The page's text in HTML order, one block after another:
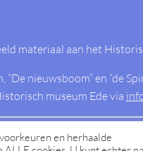
materiaal aan het
nieuwsboom” en “de
museum Ede via
Museum Ede. | Ontwerp:
en herhaalde